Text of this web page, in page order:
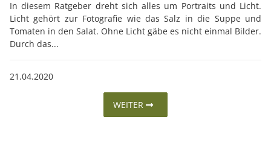
In diesem Ratgeber dreht sich alles um Portraits und Licht.
Licht gehört zur Fotografie wie das Salz in die Suppe und
Tomaten in den Salat. Ohne Licht gäbe es nicht einmal Bilder.
Durch das...
21.04.2020
WEITER